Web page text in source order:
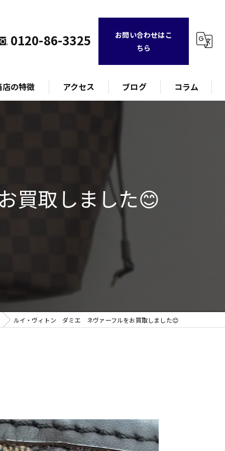
0120-86-3325
お問い合わせはこ
ちら
店の特徴
エリー
アクセス ブログ コラム
買取しました😊
ルイ・ヴィトン ダミエ ネヴァーフルをお買取しました😊